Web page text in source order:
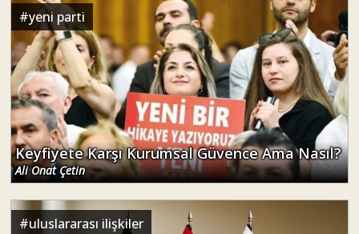
#yeni parti
Keyfiyete Karşı Kurumsal Güvence Ama Nasıl?
Ali Onat Çetin
#uluslararası ilişkiler